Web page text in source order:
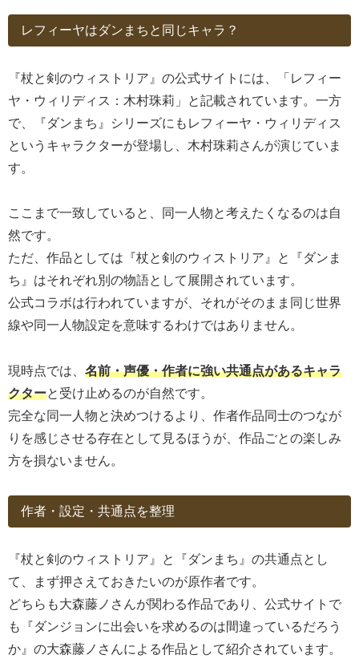
レフィーヤはダンまちと同じキャラ？
『杖と剣のウィストリア』の公式サイトには、「レフィー
ヤ・ウィリディス：木村珠莉」と記載されています。一方
で、『ダンまち』シリーズにもレフィーヤ・ウィリディス
というキャラクターが登場し、木村珠莉さんが演じていま
す。
ここまで一致していると、同一人物と考えたくなるのは自
然です。
ただ、作品としては『杖と剣のウィストリア』と『ダンま
ち』はそれぞれ別の物語として展開されています。
公式コラボは行われていますが、それがそのまま同じ世界
線や同一人物設定を意味するわけではありません。
現時点では、 名前・声優・作者に強い共通点があるキャラ
クターと受け止めるのが自然です。
完全な同一人物と決めつけるより、作者作品同士のつなが
りを感じさせる存在として見るほうが、作品ごとの楽しみ
方を損ないません。
作者・設定・共通点を整理
『杖と剣のウィストリア』と『ダンまち』の共通点とし
て、まず押さえておきたいのが原作者です。
どちらも大森藤ノさんが関わる作品であり、公式サイトで
も『ダンジョンに出会いを求めるのは間違っているだろう
か』の大森藤ノさんによる作品として紹介されています。